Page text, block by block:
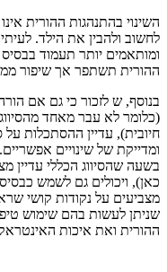
השינוי בהתנהגות ההורית
לחשוב ולהבין את הילד.
ומותאמים יותר תעמוד בבסיס
ההורית תשתפר אך שיפור
בנוסף, ש לזכור כי גם אם
(כלומר לא עבר מאחד
חיובית), עדיין ההסתכלות
ומדייקת של שינויים
בשעה שהסיווג הכללי עדיין
כאן), ויכולים גם לשמש
מצביעים על נקודות קושי
שניתן לעשות בהם שימוש
ההורית ואת איכות